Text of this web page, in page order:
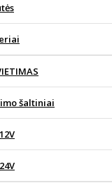
šaltiniai
12V
24V